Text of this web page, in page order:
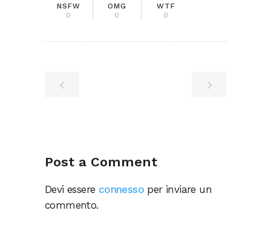
NSFW
0
OMG
0
WTF
0
Post a Comment
Devi essere connesso per inviare un
commento.